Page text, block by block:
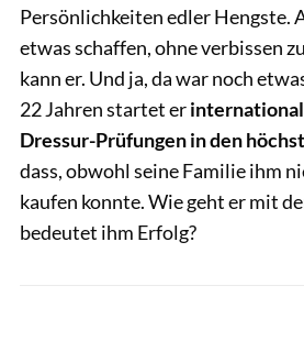
Persönlichkeiten edler Hengste.
etwas schaffen, ohne verbissen
kann er. Und ja, da war noch
22 Jahren startet er
Dressur-Prüfungen in den
dass, obwohl seine Familie ihm
kaufen konnte. Wie geht er mit
bedeutet ihm Erfolg?